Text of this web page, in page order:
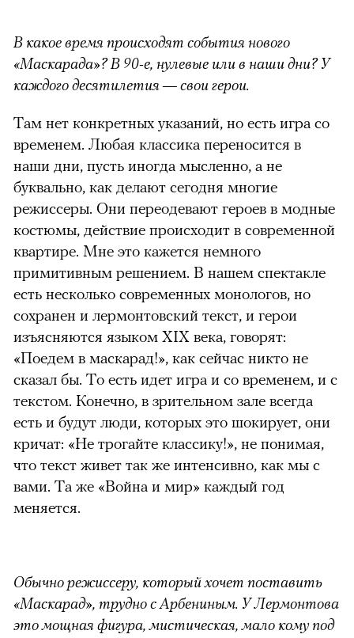
В какое время происходят события нового
«Маскарада»? В 90-е, нулевые или в наши дни? У
каждого десятилетия — свои герои.
Там нет конкретных указаний, но есть игра со
временем. Любая классика переносится в
наши дни, пусть иногда мысленно, а не
буквально, как делают сегодня многие
режиссеры. Они переодевают героев в модные
костюмы, действие происходит в современной
квартире. Мне это кажется немного
примитивным решением. В нашем спектакле
есть несколько современных монологов, но
сохранен и лермонтовский текст, и герои
изъясняются языком XIX века, говорят:
«Поедем в маскарад!», как сейчас никто не
сказал бы. То есть идет игра и со временем, и с
текстом. Конечно, в зрительном зале всегда
есть и будут люди, которых это шокирует, они
кричат: «Не трогайте классику!», не понимая,
что текст живет так же интенсивно, как мы с
вами. Та же «Война и мир» каждый год
меняется.
Обычно режиссеру, который хочет поставить
«Маскарад», трудно с Арбениным. У Лермонтова
это мощная фигура, мистическая, мало кому под